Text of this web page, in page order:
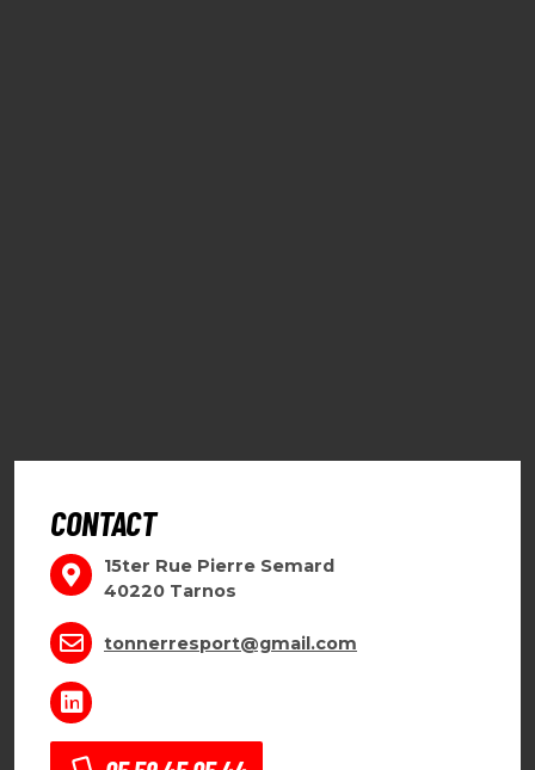
CONTACT
15ter Rue Pierre Semard
40220 Tarnos
tonnerresport@gmail.com